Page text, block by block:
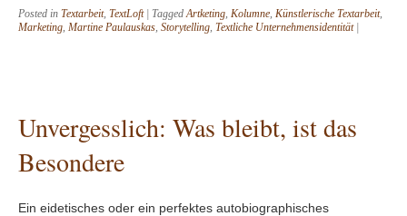
Posted in Textarbeit, TextLoft | Tagged Artketing Kolumne Künstlerische Textarbeit,
Marketing Martine Paulauskas Storytelling Textliche Unternehmensidentität |
Unvergesslich: Was bleibt, ist das
Besondere
Ein eidetisches oder ein perfektes autobiographisches